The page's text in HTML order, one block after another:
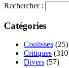
Rechercher :
Catégories
Coulisses (25)
Critiques
Divers (57)